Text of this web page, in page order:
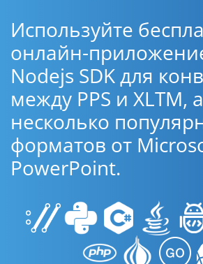
Используйте
онлайн-
Nodejs SDK для
между PPS и XLTM,
несколько
форматов от
PowerPoint.